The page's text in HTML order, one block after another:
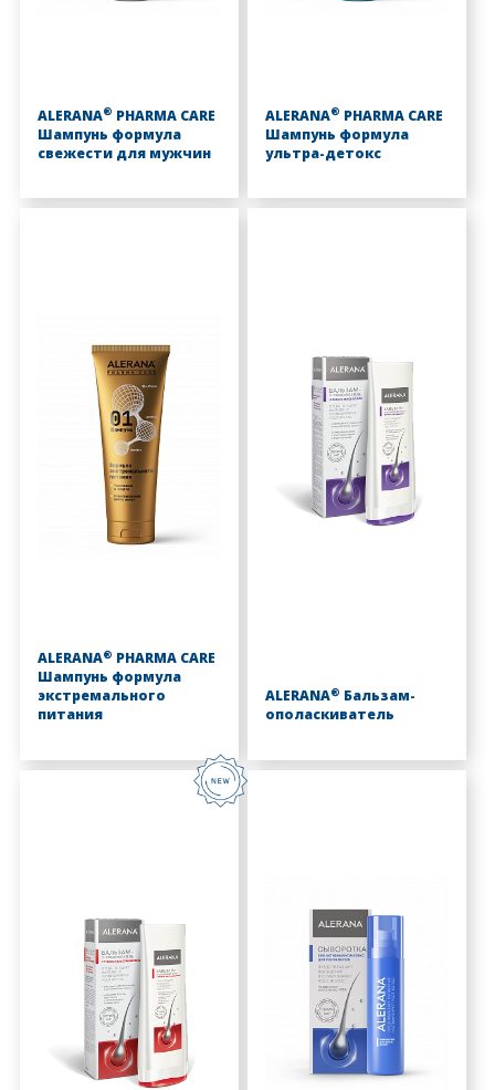
ALERANA® PHARMA CARE
Шампунь формула
свежести для мужчин
ALERANA® PHARMA CARE
Шампунь формула
ультра-детокс
ALERANA® PHARMA CARE
Шампунь формула
экстремального
питания
ALERANA® Бальзам-
ополаскиватель